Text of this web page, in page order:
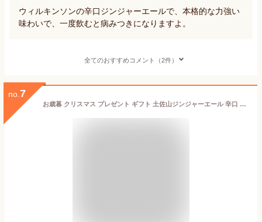
ウィルキンソンの辛口ジンジャーエールで、本格的な力強い
味わいで、一度飲むと病みつきになりますよ。
全てのおすすめコメント（2件）
no. 7
お歳暮 クリスマス プレゼント ギフト 土佐山ジンジャーエール 辛口 Mサイズ200ml 夢産地とさやま 国産 しょうが 生姜 炭酸 ジュース カクテルベース ジンジャエール 辛口 スパイス ホテル使用 プレゼント プチギフト 冷たい 贈答品 瓶 クラフトジンジャーエール 誕生日